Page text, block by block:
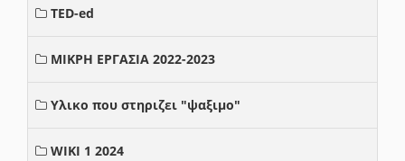
TED-ed
ΜΙΚΡΗ ΕΡΓΑΣΙΑ 2022-2023
Υλικο που στηριζει "ψαξιμο"
WIKI 1 2024